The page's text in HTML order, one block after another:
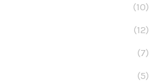
(10)
(12)
(7)
(5)